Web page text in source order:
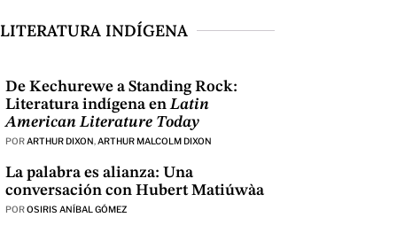
LITERATURA INDÍGENA
De Kechurewe a Standing Rock:
Literatura indígena enLatin
American Literature Today
PORARTHUR DIXON,ARTHUR MALCOLM DIXON
La palabra es alianza: Una
conversación con Hubert Matiúwàa
POROSIRIS ANÍBAL GÓMEZ